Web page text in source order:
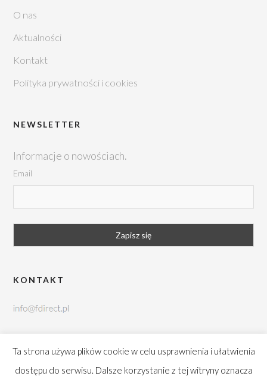
O nas
Aktualności
Kontakt
Polityka prywatności i cookies
NEWSLETTER
Informacje o nowościach.
Email
KONTAKT
Ta strona używa plików cookie w celu usprawnienia i ułatwienia
dostępu do serwisu. Dalsze korzystanie z tej witryny oznacza